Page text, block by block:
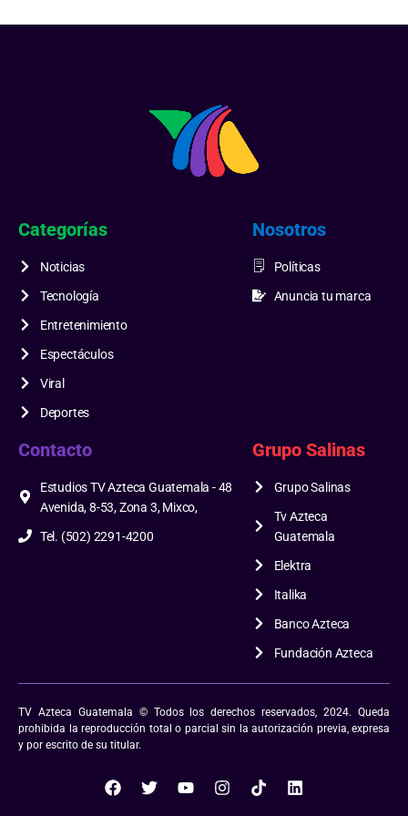
Categorías
Noticias
Tecnología
Entretenimiento
Espectáculos
Viral
Deportes
Nosotros
Políticas
Anuncia tu marca
Contacto
Estudios TV Azteca Guatemala - 48
Avenida, 8-53, Zona 3, Mixco,
Tel. (502) 2291-4200
Grupo Salinas
Grupo Salinas
Tv Azteca
Guatemala
Elektra
Italika
Banco Azteca
Fundación Azteca
TV Azteca Guatemala © Todos los derechos reservados, 2024. Queda
prohibida la reproducción total o parcial sin la autorización previa, expresa
y por escrito de su titular.